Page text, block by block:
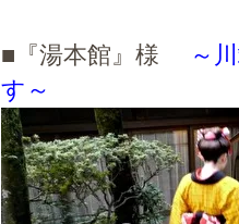
■『湯本館』様
～
す～